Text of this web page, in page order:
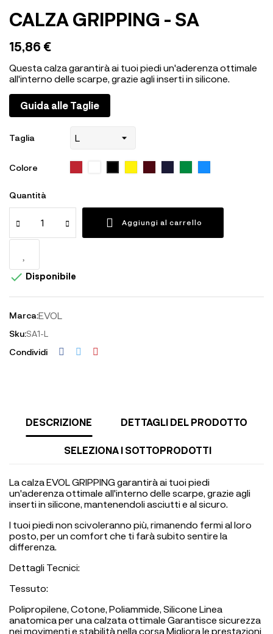
CALZA GRIPPING - SA
15,86 €
Questa calza garantirà ai tuoi piedi un'aderenza ottimale
all'interno delle scarpe, grazie agli inserti in silicone.
Guida alle Taglie
Taglia
Colore ROSSO4BIANCO5
NERO1
Quantità
Aggiungi al carrello
 Disponibile
Marca:EVOL
Sku:SA1-L
Condividi
DESCRIZIONE DETTAGLI DEL PRODOTTO
SELEZIONA I SOTTOPRODOTTI
La calza EVOL GRIPPING garantirà ai tuoi piedi
un'aderenza ottimale all'interno delle scarpe, grazie agli
inserti in silicone, mantenendoli asciutti e al sicuro.
I tuoi piedi non scivoleranno più, rimanendo fermi al loro
posto, per un comfort che ti farà subito sentire la
differenza.
Dettagli Tecnici:
Tessuto:
Polipropilene, Cotone, Poliammide, Silicone Linea
anatomica per una calzata ottimale Garantisce sicurezza
nei movimenti e stabilità nella corsa Migliora le prestazioni